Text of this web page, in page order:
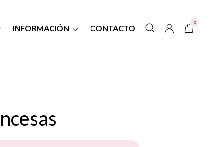
INFORMACIÓN CONTACTO
0